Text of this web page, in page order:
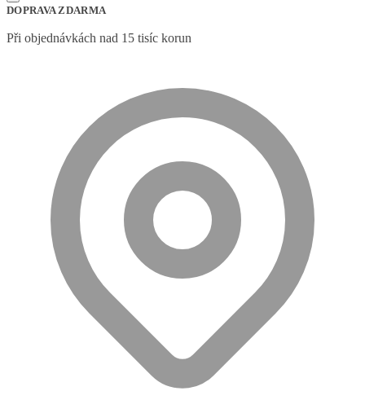
DOPRAVA ZDARMA
Při objednávkách nad 15 tisíc korun